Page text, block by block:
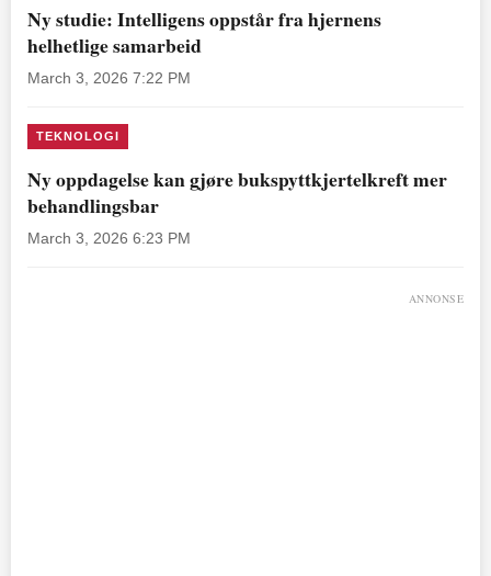
Ny studie: Intelligens oppstår fra hjernens
helhetlige samarbeid
March 3, 2026 7:22 PM
TEKNOLOGI
Ny oppdagelse kan gjøre bukspyttkjertelkreft mer
behandlingsbar
March 3, 2026 6:23 PM
ANNONSE